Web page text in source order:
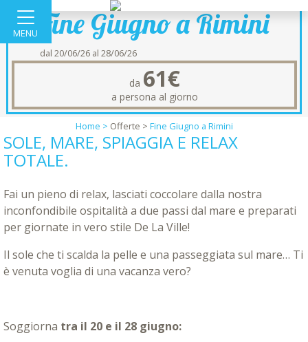
MENU Fine Giugno a Rimini
dal 20/06/26 al 28/06/26
da 61€
a persona al giorno
Home > Offerte > Fine Giugno a Rimini
SOLE, MARE, SPIAGGIA E RELAX
TOTALE.
Fai un pieno di relax, lasciati coccolare dalla nostra
inconfondibile ospitalità a due passi dal mare e preparati
per giornate in vero stile De La Ville!
Il sole che ti scalda la pelle e una passeggiata sul mare… Ti
è venuta voglia di una vacanza vero?
Soggiorna tra il 20 e il 28 giugno: